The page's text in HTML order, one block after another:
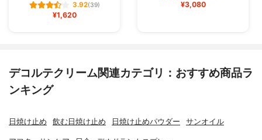
3.92(39)
¥1,620
¥3,080
デコルテクリーム関連カテゴリ：おすすめ商品ラ
ンキング
日焼け止め 飲む日焼け止め 日焼け止めパウダー サンオイル